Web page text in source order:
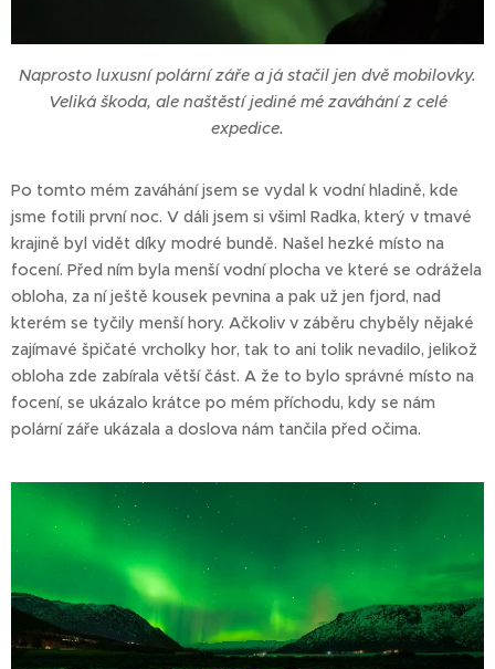
Naprosto luxusní polární záře a já stačil jen dvě mobilovky.
Veliká škoda, ale naštěstí jediné mé zaváhání z celé
expedice.
Po tomto mém zaváhání jsem se vydal k vodní hladině, kde
jsme fotili první noc. V dáli jsem si všiml Radka, který v tmavé
krajině byl vidět díky modré bundě. Našel hezké místo na
focení. Před ním byla menší vodní plocha ve které se odrážela
obloha, za ní ještě kousek pevnina a pak už jen fjord, nad
kterém se tyčily menší hory. Ačkoliv v záběru chyběly nějaké
zajímavé špičaté vrcholky hor, tak to ani tolik nevadilo, jelikož
obloha zde zabírala větší část. A že to bylo správné místo na
focení, se ukázalo krátce po mém příchodu, kdy se nám
polární záře ukázala a doslova nám tančila před očima.